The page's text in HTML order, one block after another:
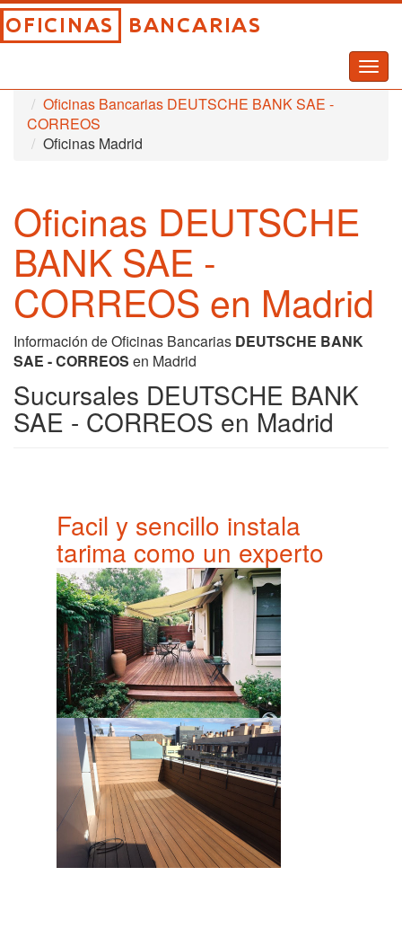
Inicio
Oficinas Bancarias
Oficinas Bancarias DEUTSCHE BANK SAE -
CORREOS
Oficinas Madrid
Oficinas DEUTSCHE
BANK SAE -
CORREOS en Madrid
Información de Oficinas Bancarias DEUTSCHE BANK
SAE - CORREOS en Madrid
Sucursales DEUTSCHE BANK
SAE - CORREOS en Madrid
Facil y sencillo instala
tarima como un experto